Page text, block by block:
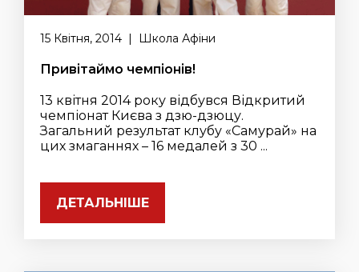
15 Квітня, 2014 | Школа Афіни
Привітаймо чемпіонів!
13 квітня 2014 року відбувся Відкритий
чемпіонат Києва з дзю-дзюцу.
Загальний результат клубу «Самурай» на
цих змаганнях – 16 медалей з 30 ...
ДЕТАЛЬНІШЕ